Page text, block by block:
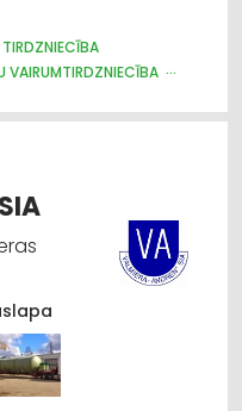
VAIRUMTIRDZNIECĪBA
DURVIS, LOGI